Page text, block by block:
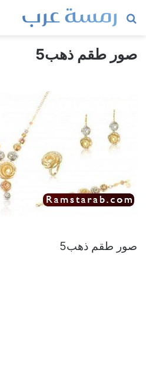
بحث
صور طقم ذهب5
صور طقم ذهب5